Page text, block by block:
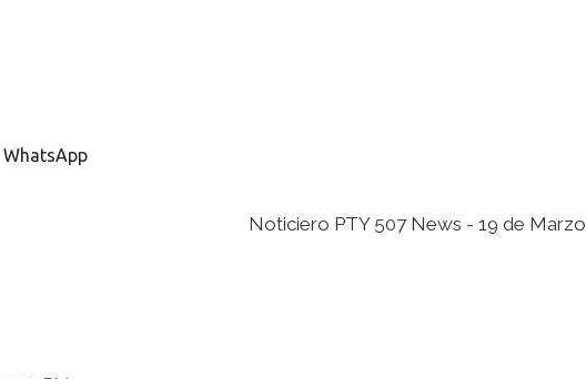
WhatsApp
Noticiero PTY 507 News - 19 de Marzo